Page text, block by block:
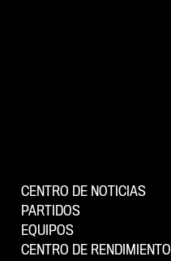
CENTRO DE NOTICIAS
PARTIDOS
EQUIPOS
CENTRO DE RENDIMIENTO